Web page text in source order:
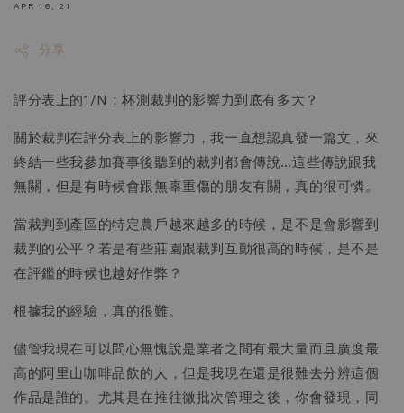
APR 16, 21
分享
評分表上的1/N：杯測裁判的影響力到底有多大？
關於裁判在評分表上的影響力，我一直想認真發一篇文，來
終結一些我參加賽事後聽到的裁判都會傳說…這些傳說跟我
無關，但是有時候會跟無辜重傷的朋友有關，真的很可憐。
當裁判到產區的特定農戶越來越多的時候，是不是會影響到
裁判的公平？若是有些莊園跟裁判互動很高的時候，是不是
在評鑑的時候也越好作弊？
根據我的經驗，真的很難。
儘管我現在可以問心無愧說是業者之間有最大量而且廣度最
高的阿里山咖啡品飲的人，但是我現在還是很難去分辨這個
作品是誰的。尤其是在推往微批次管理之後，你會發現，同